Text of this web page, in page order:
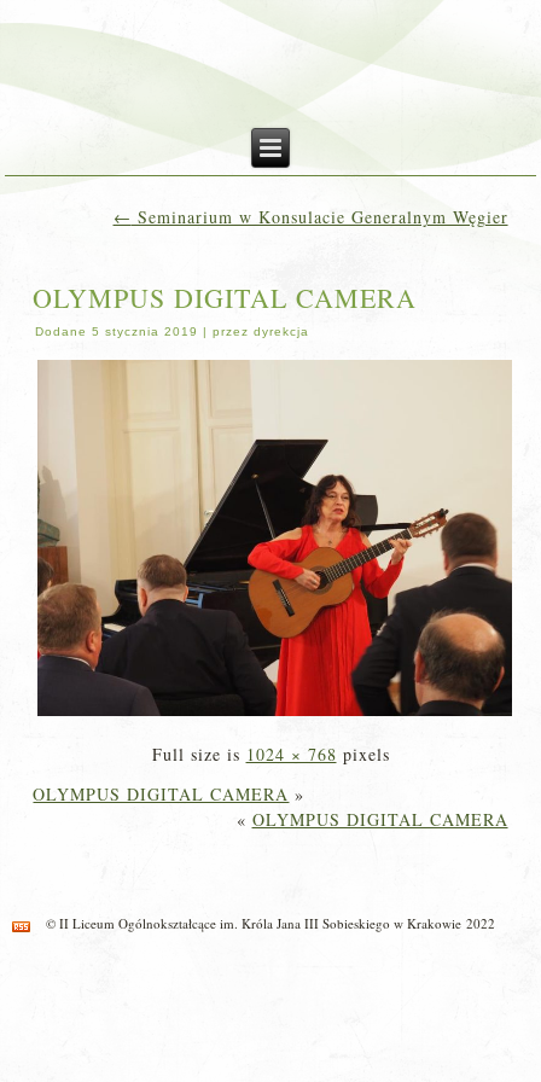
← Seminarium w Konsulacie Generalnym Węgier
OLYMPUS DIGITAL CAMERA
Dodane 5 stycznia 2019 |przez dyrekcja
Full size is 1024 × 768 pixels
OLYMPUS DIGITAL CAMERA »
« OLYMPUS DIGITAL CAMERA
© II Liceum Ogólnokształcące im. Króla Jana III Sobieskiego w Krakowie 2022